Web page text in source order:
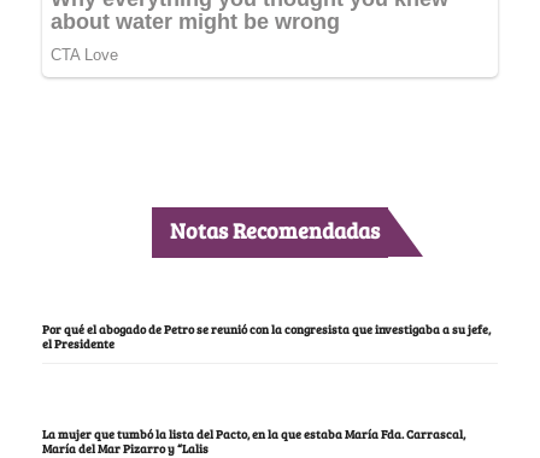
Notas Recomendadas
Por qué el abogado de Petro se reunió con la congresista que investigaba a su jefe,
el Presidente
La mujer que tumbó la lista del Pacto, en la que estaba María Fda. Carrascal,
María del Mar Pizarro y “Lalis